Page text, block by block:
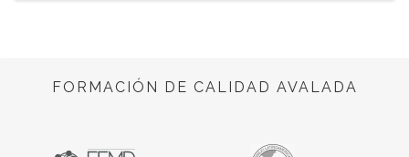
FORMACIÓN DE CALIDAD AVALADA